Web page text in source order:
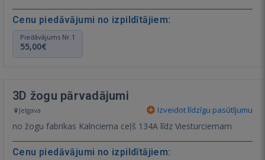
Cenu piedāvājumi no izpildītājiem:
Piedāvājums Nr.1
55,00€
3D žogu pārvadājumi
Jelgava Izveidot līdzīgu pasūtījumu
no žogu fabrikas Kalnciema ceļš 134A līdz Viesturciemam
Cenu piedāvājumi no izpildītājiem: